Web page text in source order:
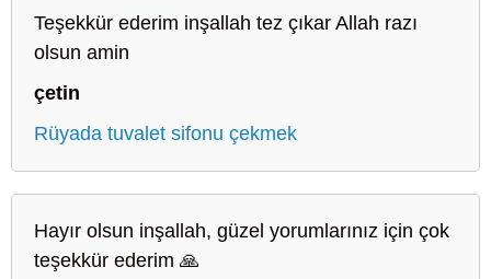
Teşekkür ederim inşallah tez çıkar Allah razı
olsun amin
çetin
Rüyada tuvalet sifonu çekmek
Hayır olsun inşallah, güzel yorumlarınız için çok
teşekkür ederim 🙏